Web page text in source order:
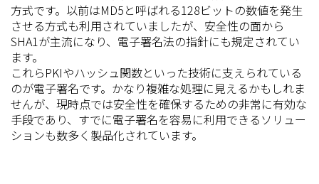
方式です。以前はMD5と呼ばれる128ビットの数値を発生
させる方式も利用されていましたが、安全性の面から
SHA1が主流になり、電子署名法の指針にも規定されてい
ます。
これらPKIやハッシュ関数といった技術に支えられている
のが電子署名です。かなり複雑な処理に見えるかもしれま
せんが、現時点では安全性を確保するための非常に有効な
手段であり、すでに電子署名を容易に利用できるソリュー
ションも数多く製品化されています。